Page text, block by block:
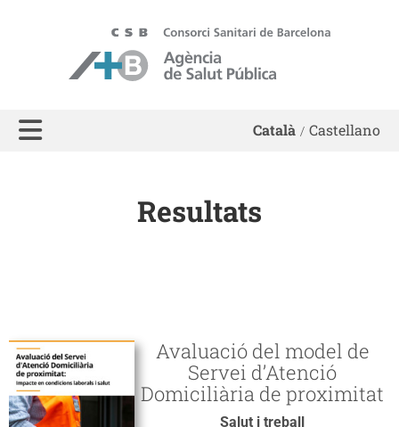
ASPB - Agència de Salut Pública de Barcelona
Català Castellano
Resultats
Avaluació del model de
Servei d’Atenció
Domiciliària de proximitat
Salut i treball